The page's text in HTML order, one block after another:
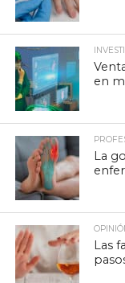
en
La
Las